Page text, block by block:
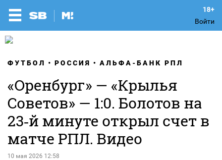
Войти
ФУТБОЛ РОССИЯ АЛЬФА-БАНК РПЛ
«Оренбург» — «Крылья
Советов» — 1:0. Болотов на
23‑й минуте открыл счет в
матче РПЛ. Видео
10 мая 2026 12:58